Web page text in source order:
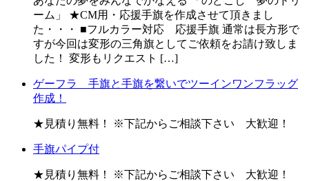
ーム」 ★CM用・応援手旗を作成させて頂きまし
た・・・ ■フルカラー対応 応援手旗 通常は長方形で
すが今回は変形の三角旗としてご依頼をお請け致しま
した！ 変形もリクエスト […]
ゲーフラ 手旗と手旗を繋いでツーインワンフラッグ
作成！
★見積り無料！ ※下記からご相談下さい 大歓迎！
手旗パイプ付
★見積り無料！ ※下記からご相談下さい 大歓迎！